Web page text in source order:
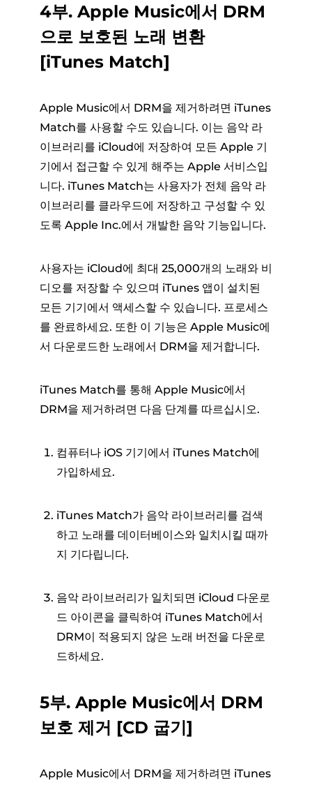
4부. Apple Music에서 DRM
으로 보호된 노래 변환
[iTunes Match]
Apple Music에서 DRM을 제거하려면 iTunes
Match를 사용할 수도 있습니다. 이는 음악 라
이브러리를 iCloud에 저장하여 모든 Apple 기
기에서 접근할 수 있게 해주는 Apple 서비스입
니다. iTunes Match는 사용자가 전체 음악 라
이브러리를 클라우드에 저장하고 구성할 수 있
도록 Apple Inc.에서 개발한 음악 기능입니다.
사용자는 iCloud에 최대 25,000개의 노래와 비
디오를 저장할 수 있으며 iTunes 앱이 설치된
모든 기기에서 액세스할 수 있습니다. 프로세스
를 완료하세요. 또한 이 기능은 Apple Music에
서 다운로드한 노래에서 DRM을 제거합니다.
iTunes Match를 통해 Apple Music에서
DRM을 제거하려면 다음 단계를 따르십시오.
컴퓨터나 iOS 기기에서 iTunes Match에
가입하세요.
iTunes Match가 음악 라이브러리를 검색
하고 노래를 데이터베이스와 일치시킬 때까
지 기다립니다.
음악 라이브러리가 일치되면 iCloud 다운로
드 아이콘을 클릭하여 iTunes Match에서
DRM이 적용되지 않은 노래 버전을 다운로
드하세요.
5부. Apple Music에서 DRM
보호 제거 [CD 굽기]
Apple Music에서 DRM을 제거하려면 iTunes